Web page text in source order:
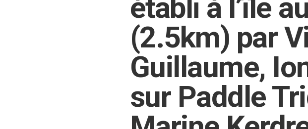
établi à l’île
(2.5km) par
Guillaume,
sur Paddle